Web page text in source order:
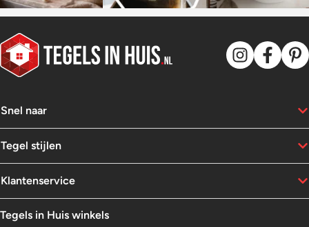
Snel naar
Tegel stijlen
Klantenservice
Tegels in Huis winkels